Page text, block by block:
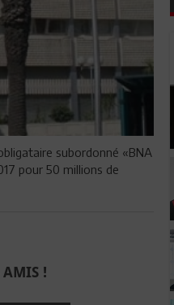
subordonné «BNA
pour 50 millions de
AMIS !